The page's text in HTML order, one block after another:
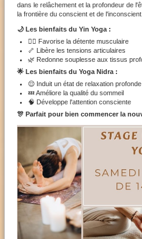
dans le relâchement et la profondeur de
la frontière du conscient et de l'inconscient.
🌙 Les bienfaits du Yin Yoga :
💆‍♀️ Favorise la détente musculaire
🦴 Libère les tensions articulaires
🌿 Redonne souplesse aux tissus
🌟 Les bienfaits du Yoga Nidra :
😌 Induit un état de relaxation profonde
💤 Améliore la qualité du sommeil
🧠 Développe l'attention consciente
🎊 Parfait pour bien commencer la